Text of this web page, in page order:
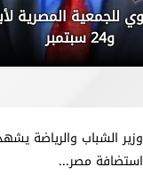
و24 سبتمبر
وزير الشباب والرياضة
استضافة مصر...